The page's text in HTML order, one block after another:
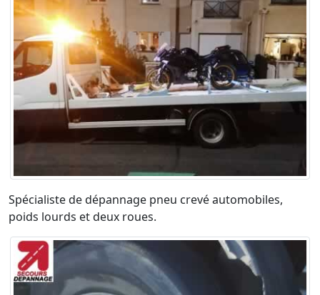
Spécialiste de dépannage pneu crevé automobiles,
poids lourds et deux roues.